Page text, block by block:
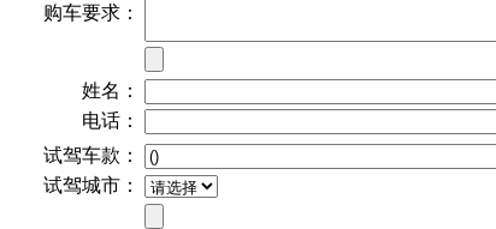
购车要求：
姓名：
电话：
试驾车款：
试驾城市：